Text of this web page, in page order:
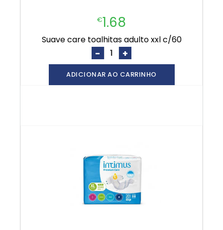
€1.68
suave care toalhitas adulto xxl c/60
- +
ADICIONAR AO CARRINHO